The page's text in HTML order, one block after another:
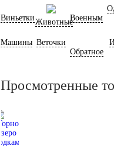
ВиньеткиЖивотныеВоенным
Машины Веточки
Обратное
Просмотренные